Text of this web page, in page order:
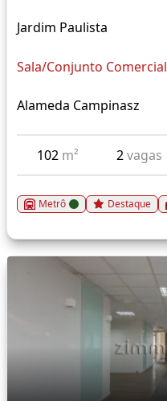
Jardim Paulista
Sala/Conjunto Comercial
Alameda Campinasz
102 m² 2vagas
Metrô Destaque